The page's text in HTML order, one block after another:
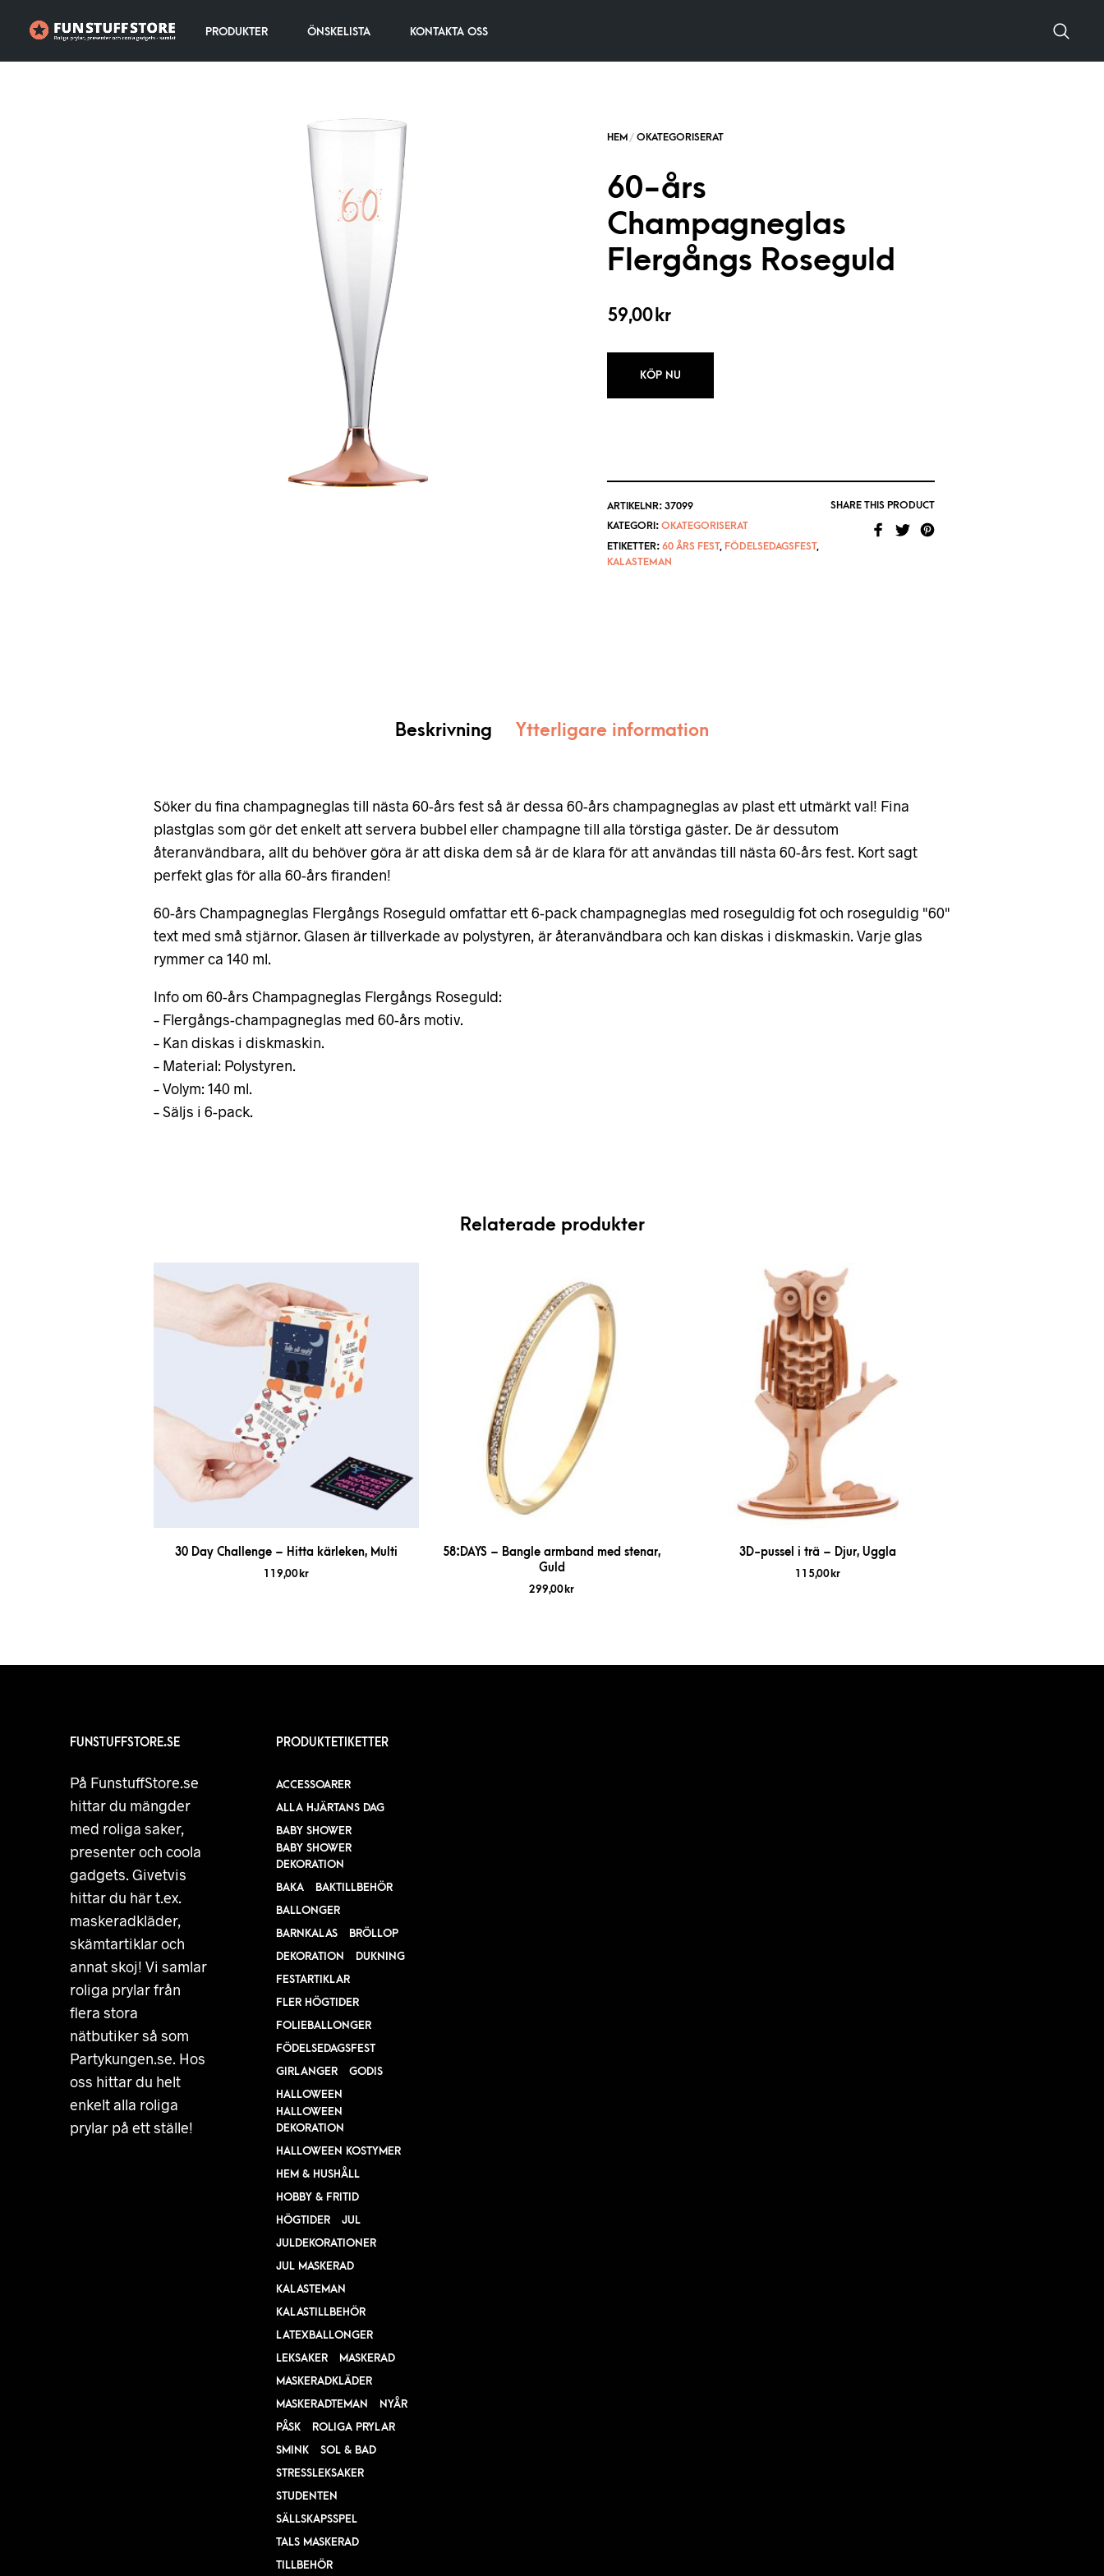
PRODUKTER ÖNSKELISTA KONTAKTA OSS
60-års
Champagneglas
Flergångs Roseguld
59,00 kr
KÖP NU
ARTIKELNR: 37099
KATEGORI: OKATEGORISERAT
ETIKETTER: 60 ÅRS FEST, FÖDELSEDAGSFEST,
KALASTEMAN
SHARE THIS PRODUCT
Beskrivning Ytterligare information
Söker du fina champagneglas till nästa 60-års fest så är dessa 60-års champagneglas av plast ett utmärkt val! Fina
plastglas som gör det enkelt att servera bubbel eller champagne till alla törstiga gäster. De är dessutom
återanvändbara, allt du behöver göra är att diska dem så är de klara för att användas till nästa 60-års fest. Kort sagt
perfekt glas för alla 60-års firanden!
60-års Champagneglas Flergångs Roseguld omfattar ett 6-pack champagneglas med roseguldig fot och roseguldig "60"
text med små stjärnor. Glasen är tillverkade av polystyren, är återanvändbara och kan diskas i diskmaskin. Varje glas
rymmer ca 140 ml.
Info om 60-års Champagneglas Flergångs Roseguld:
– Flergångs-champagneglas med 60-års motiv.
– Kan diskas i diskmaskin.
– Material: Polystyren.
– Volym: 140 ml.
– Säljs i 6-pack.
Relaterade produkter
30 Day Challenge – Hitta kärleken, Multi
119,00 kr
58:DAYS – Bangle armband med stenar,
Guld
299,00 kr
3D-pussel i trä – Djur, Uggla
115,00 kr
FUNSTUFFSTORE.SE
På FunstuffStore.se
hittar du mängder
med roliga saker,
presenter och coola
gadgets. Givetvis
hittar du här t.ex.
maskeradkläder,
skämtartiklar och
annat skoj! Vi samlar
roliga prylar från
flera stora
nätbutiker så som
Partykungen.se. Hos
oss hittar du helt
enkelt alla roliga
prylar på ett ställe!
PRODUKTETIKETTER
ACCESSOARER
ALLA HJÄRTANS DAG
BABY SHOWER
BABY SHOWER
DEKORATION
BAKA
BAKTILLBEHÖR
BALLONGER
BARNKALAS
BRÖLLOP
DEKORATION
DUKNING
FESTARTIKLAR
FLER HÖGTIDER
FOLIEBALLONGER
FÖDELSEDAGSFEST
GIRLANGER
GODIS
HALLOWEEN
HALLOWEEN
DEKORATION
HALLOWEEN KOSTYMER
HEM & HUSHÅLL
HOBBY & FRITID
HÖGTIDER
JUL
JULDEKORATIONER
JUL MASKERAD
KALASTEMAN
KALASTILLBEHÖR
LATEXBALLONGER
LEKSAKER
MASKERAD
MASKERADKLÄDER
MASKERADTEMAN
NYÅR
PÅSK
ROLIGA PRYLAR
SMINK
SOL & BAD
STRESSLEKSAKER
STUDENTEN
SÄLLSKAPSSPEL
TALS MASKERAD
TILLBEHÖR